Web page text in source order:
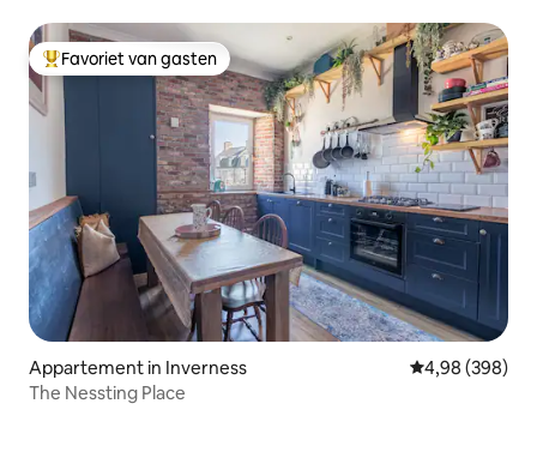
Topfavoriet van gasten
Favoriet van gasten
Appartement in Inverness Gemiddelde
4,98 (398)
The Nessting Place